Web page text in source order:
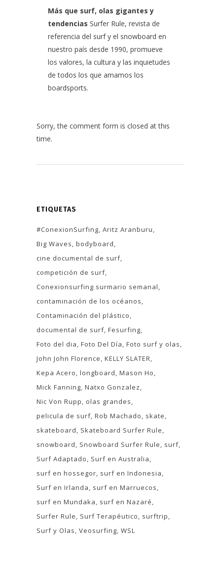
Más que surf, olas gigantes y
tendencias Surfer Rule, revista de
referencia del surf y el snowboard en
nuestro país desde 1990, promueve
los valores, la cultura y las inquietudes
de todos los que amamos los
boardsports.
Sorry, the comment form is closed at this
time.
ETIQUETAS
#ConexionSurfing Aritz Aranburu
Big Waves bodyboard
cine documental de surf
competición de surf
Conexionsurfing surmario semanal
contaminación de los océanos
Contaminación del plástico
documental de surf Fesurfing
Foto del dia Foto Del Día Foto surf y olas
John John Florence KELLY SLATER
Kepa Acero longboard Mason Ho
Mick Fanning Natxo Gonzalez
Nic Von Rupp
olas grandes
pelicula de surf Rob Machado
skate
skateboard
Skateboard Surfer Rule
snowboard
Snowboard Surfer Rule
surf
Surf Adaptado
Surf en Australia
surf en hossegor surf en Indonesia
Surf en Irlanda
surf en Marruecos
surf en Mundaka
surf en Nazaré
Surfer Rule
Surf Terapéutico
surftrip
Surf y Olas Veosurfing WSL